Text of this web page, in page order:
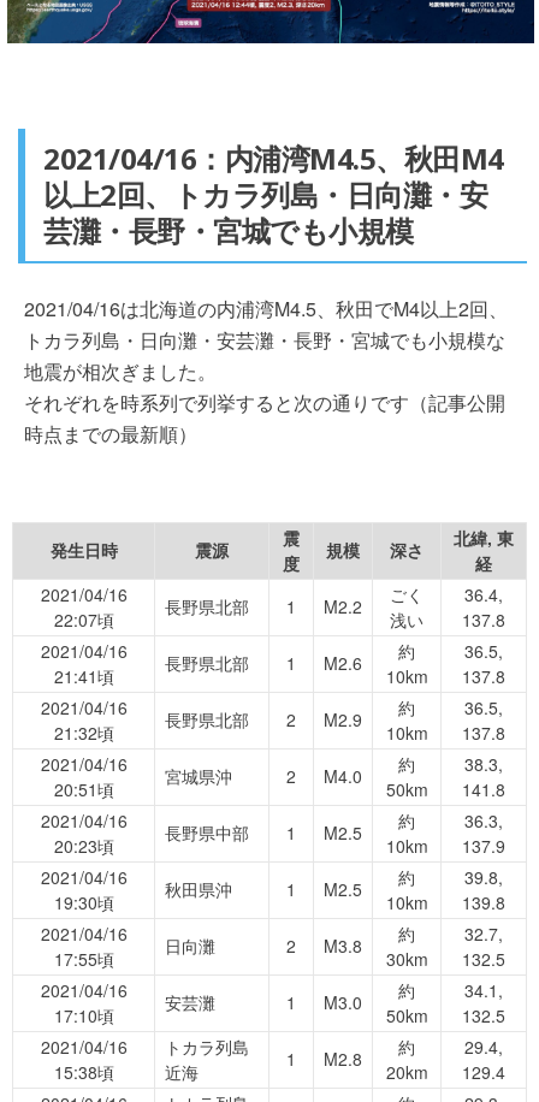
2021/04/16：内浦湾M4.5、秋田M4
以上2回、トカラ列島・日向灘・安
芸灘・長野・宮城でも小規模
2021/04/16は北海道の内浦湾M4.5、秋田でM4以上2回、
トカラ列島・日向灘・安芸灘・長野・宮城でも小規模な
地震が相次ぎました。
それぞれを時系列で列挙すると次の通りです（記事公開
時点までの最新順）
発生日時 震源
震
度
規模 深さ
北緯, 東
経
2021/04/16
22:07頃
長野県北部 1 M2.2
ごく
浅い
36.4,
137.8
2021/04/16
21:41頃
長野県北部 1 M2.6
約
10km
36.5,
137.8
2021/04/16
21:32頃
長野県北部 2 M2.9
約
10km
36.5,
137.8
2021/04/16
20:51頃
宮城県沖 2 M4.0
約
50km
38.3,
141.8
2021/04/16
20:23頃
長野県中部 1 M2.5
約
10km
36.3,
137.9
2021/04/16
19:30頃
秋田県沖 1 M2.5
約
10km
39.8,
139.8
2021/04/16
17:55頃
日向灘 2 M3.8
約
30km
32.7,
132.5
2021/04/16
17:10頃
安芸灘 1 M3.0
約
50km
34.1,
132.5
2021/04/16
15:38頃
トカラ列島
近海
1 M2.8
約
20km
29.4,
129.4